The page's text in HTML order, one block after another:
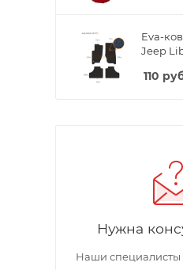
Eva-
Jeep
110
Нужна
Наши специалисты